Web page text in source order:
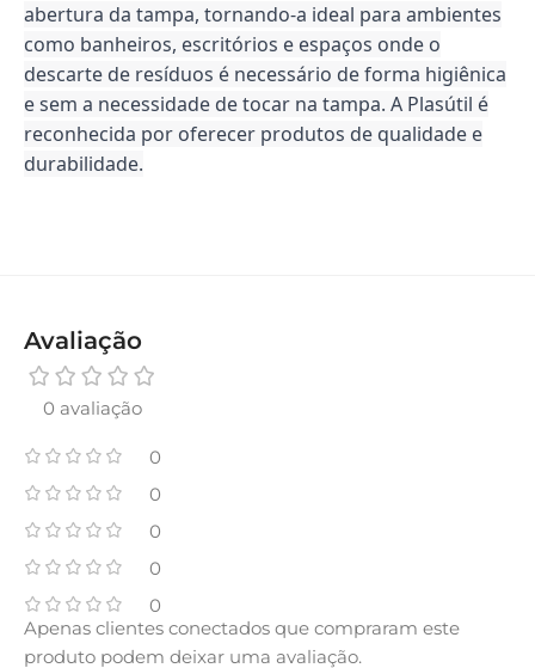
abertura da tampa, tornando-a ideal para ambientes
como banheiros, escritórios e espaços onde o
descarte de resíduos é necessário de forma higiênica
e sem a necessidade de tocar na tampa. A Plasútil é
reconhecida por oferecer produtos de qualidade e
durabilidade.
Avaliação
0 avaliação
0
0
0
0
0
Apenas clientes conectados que compraram este
produto podem deixar uma avaliação.